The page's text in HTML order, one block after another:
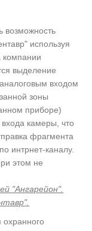
возможность
используя
компании
выделение
входом
зоны
приборе)
камеры, что
фрагмента
интрнет-каналу.
этом не
"Ангарейон".
охранного